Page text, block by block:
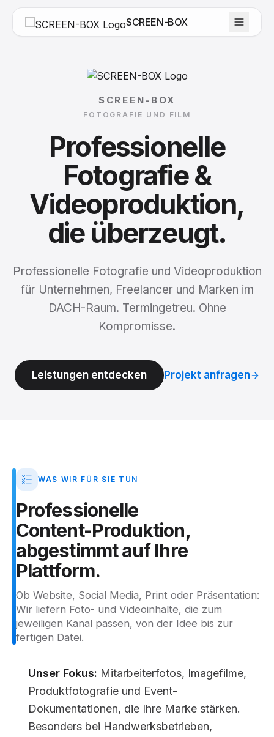
SCREEN-BOX
SCREEN-BOX
FOTOGRAFIE UND FILM
Professionelle
Fotografie &
Videoproduktion,
die überzeugt.
Professionelle Fotografie und Videoproduktion
für Unternehmen, Freelancer und Marken im
DACH-Raum. Termingetreu. Ohne
Kompromisse.
Leistungen entdecken Projekt anfragen
WAS WIR FÜR SIE TUN
Professionelle
Content-Produktion,
abgestimmtauf Ihre
Plattform.
Ob Website, Social Media, Print oder Präsentation:
Wir liefern Foto- und Videoinhalte, die zum
jeweiligen Kanal passen, von der Idee bis zur
fertigen Datei.
Unser Fokus: Mitarbeiterfotos, Imagefilme,
Produktfotografie und Event-
Dokumentationen, die Ihre Marke stärken.
Besonders bei Handwerksbetrieben,